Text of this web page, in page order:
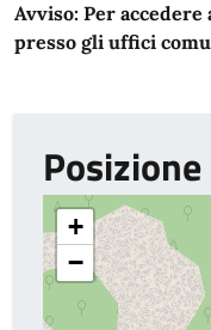
Avviso: Per accedere
presso gli uffici
Posizione
+
−